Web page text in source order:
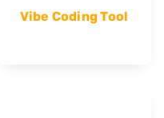
Vibe Coding Tool